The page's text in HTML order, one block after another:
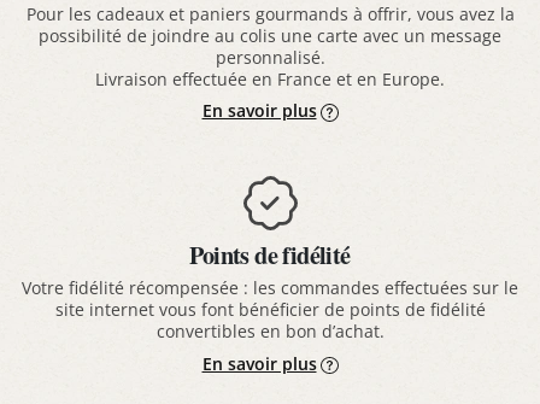
Pour les cadeaux et paniers gourmands à offrir, vous avez la
possibilité de joindre au colis une carte avec un message
personnalisé.
Livraison effectuée en France et en Europe.
En savoir plus
Points de fidélité
Votre fidélité récompensée : les commandes effectuées sur le
site internet vous font bénéficier de points de fidélité
convertibles en bon d’achat.
En savoir plus